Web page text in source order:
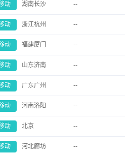
动 湖南长沙 --
动 浙江杭州 --
动 福建厦门 --
动 山东济南 --
动 广东广州 --
动 河南洛阳 --
动 北京 --
动 河北廊坊 --